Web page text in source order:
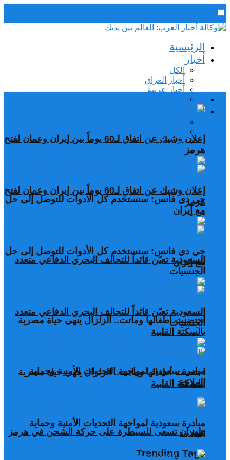
رئيس التحرير / د. اسماعيل الجنابي
الجمعة,7 أغسطس, 2026الرئيسية
أخبار
الكل
أخبار العراق
أخبار عربية
إعلان وشيك عن اتفاق لـ60 يوماً بين إيران وعمان لفتح
هرمز
جي دي فانس: سنستخدم كل الأدوات للتوصل إلى حل
مع إيران
السعودية تعيّن قائداً للتحالف البحري الدفاعي متعدد
الجنسيات
احتضنت أطفالها وماتت.. الزلزال ينهي حياة مصرية
بالسكتة القلبية
مبادرة سعودية لمواجهة التحديات الأمنية وحماية
الملاحة
طهران تسعى للسيطرة على حركة الشحن في هرمز
Trending Tags
الرئيسية
أخبار
أخبار عربية
إعلان وشيك عن اتفاق لـ60 يوماً بين إيران وعمان لفتح
هرمز
جي دي فانس: سنستخدم كل الأدوات للتوصل إلى حل
مع إيران
السعودية تعيّن قائداً للتحالف البحري الدفاعي متعدد
الجنسيات
احتضنت أطفالها وماتت.. الزلزال ينهي حياة مصرية
بالسكتة القلبية
مبادرة سعودية لمواجهة التحديات الأمنية وحماية
الملاحة